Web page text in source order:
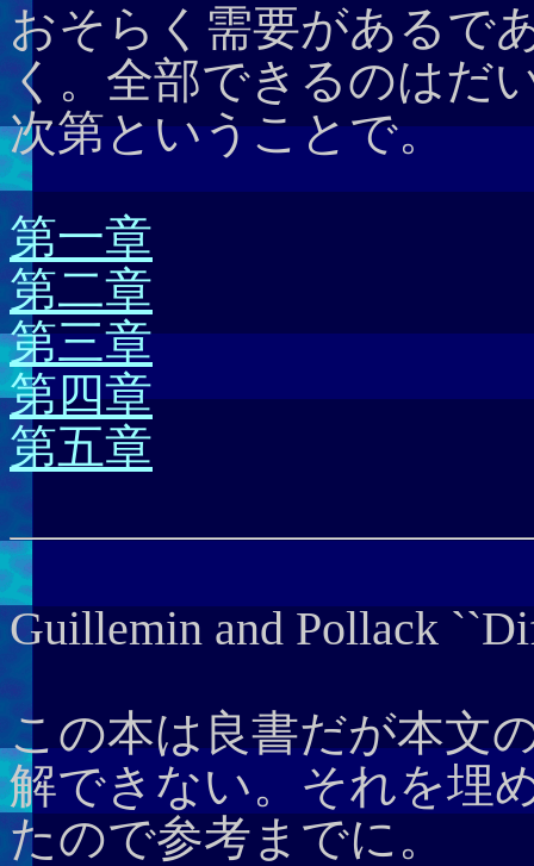
おそらく需要があるで
く。全部できるのはだ
次第ということで。
第一章
第二章
第三章
第四章
第五章
Guillemin and Pollack
この本は良書だが本文
解できない。それを埋
たので参考までに。